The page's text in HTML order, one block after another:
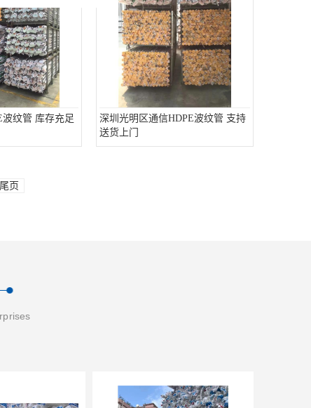
纹管 库存充足
深圳光明区通信HDPE波纹管 支持
送货上门
尾页